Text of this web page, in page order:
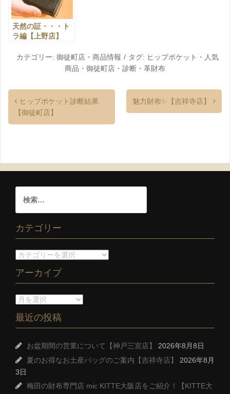
天然の証・・・ト
ラ編【上野店】
カテゴリー: 御徒町店 ・ 商品情報 タグ: ヒップポケット ・ 人気
商品 ・ 御徒町店 ・ 診断 ・ 革財布
ヒップポケット診断結果
【御徒町店】
魅力財布✨【吉祥寺店】
カテゴリー
アーカイブ
最近の投稿
お盆期間の営業について【神戸三宮店】
2026年8月8日
夏のお得なお土産バッグのご案内【吉祥寺店】
2026年8月
3日
梅田の財布専門店 mic KITTE大阪店をご紹介！【KITTE大